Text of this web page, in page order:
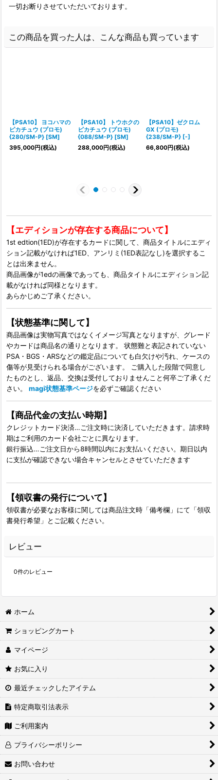
一切お断りさせていただいております。
この商品を買った人は、こんな商品も買っています
【PSA10】 ヨコハマの
ピカチュウ (プロモ)
{280/SM-P} [SM]
395,000円(税込)
【PSA10】 トウホクの
ピカチュウ (プロモ)
{088/SM-P} [SM]
288,000円(税込)
【PSA10】ゼクロム
GX (プロモ)
{238/SM-P} [-]
66,800円(税込)
【エディションが存在する商品について】
1st edtion(1ED)が存在するカードに関して、商品タイトルにエディ
ション記載がなければ1ED、アンリミ(1ED表記なし)を選択するこ
とは出来ません。
商品画像が1edの画像であっても、商品タイトルにエディション記
載がなければ同様となります。
あらかじめご了承ください。
【状態基準に関して】
商品画像は実物写真ではなくイメージ写真となりますが、グレード
やカードは商品名の通りとなります。 状態難と表記されていない
PSA・BGS・ARSなどの鑑定品についても白欠けや汚れ、ケースの
傷等が見受けられる場合がございます。 ご購入した段階で同意し
たものとし、返品、交換は受付しておりませんこと何卒ご了承くだ
さい。 magi状態基準ページを必ずご確認ください
【商品代金の支払い時期】
クレジットカード決済…ご注文時に決済していただきます。請求時
期はご利用のカード会社ごとに異なります。
銀行振込…ご注文日から8時間以内にお支払いください。期日以内
に支払が確認できない場合キャンセルとさせていただきます
【領収書の発行について】
領収書が必要なお客様に関しては商品注文時「備考欄」にて「領収
書発行希望」とご記載ください。
レビュー
0件のレビュー
ホーム
ショッピングカート
マイページ
お気に入り
最近チェックしたアイテム
特定商取引法表示
ご利用案内
プライバシーポリシー
お問い合わせ